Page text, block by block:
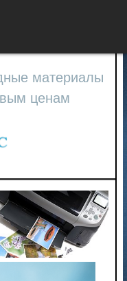
материалы
ценам